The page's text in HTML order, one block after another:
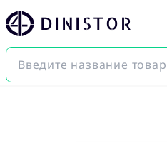
DINISTOR